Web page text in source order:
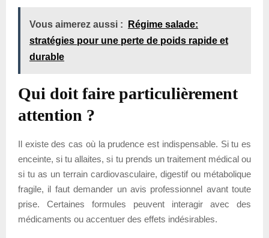
Vous aimerez aussi :
Régime salade:
stratégies pour une perte de poids rapide et
durable
Qui doit faire particulièrement
attention ?
Il existe des cas où la prudence est indispensable. Si tu es
enceinte, si tu allaites, si tu prends un traitement médical ou
si tu as un terrain cardiovasculaire, digestif ou métabolique
fragile, il faut demander un avis professionnel avant toute
prise. Certaines formules peuvent interagir avec des
médicaments ou accentuer des effets indésirables.